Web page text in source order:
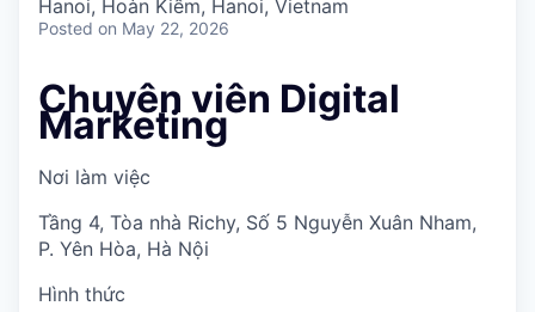
Hanoi, Hoàn Kiếm, Hanoi, Vietnam
Posted on May 22, 2026
Chuyên viên Digital
Marketing
Nơi làm việc
Tầng 4, Tòa nhà Richy, Số 5 Nguyễn Xuân Nham,
P. Yên Hòa, Hà Nội
Hình thức